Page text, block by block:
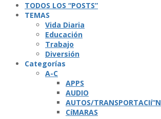
TODOS LOS “POSTS”
TEMAS
Vida Diaria
Educación
Trabajo
Diversión
Categorí­as
A-C
APPS
AUDIO
AUTOS/TRANSPORTACIí“N
CíMARAS